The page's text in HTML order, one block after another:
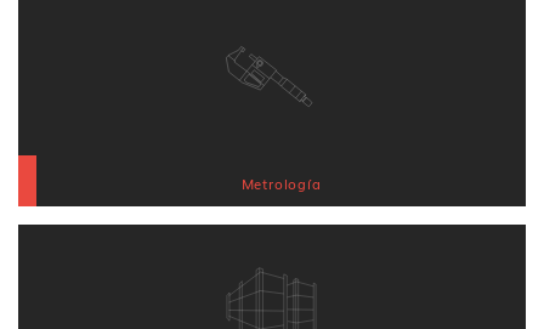
Metrología